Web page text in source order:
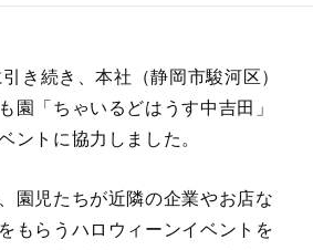
き続き、本社（静岡市駿河区）
園「ちゃいるどはうす中吉田」
ントに協力しました。
園児たちが近隣の企業やお店な
もらうハロウィーンイベントを